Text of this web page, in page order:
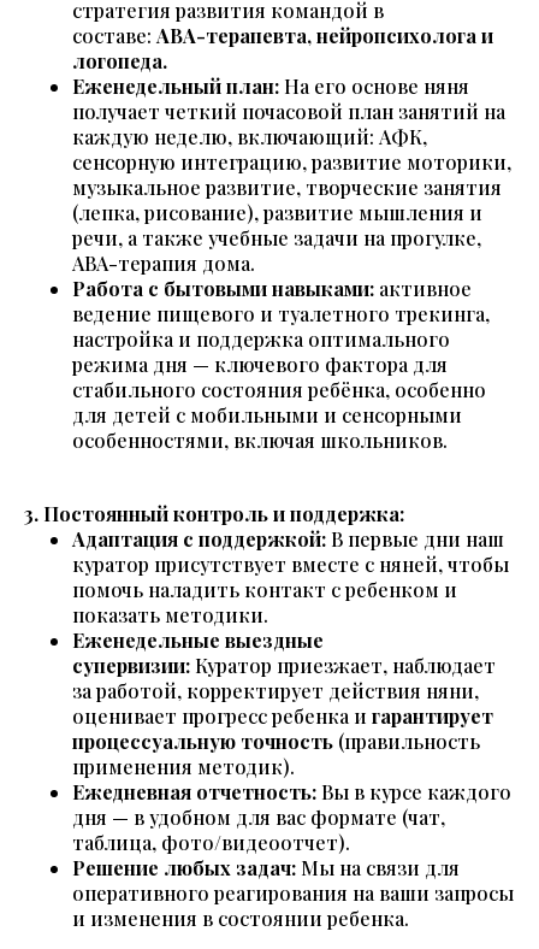
стратегия развития командой в
составе: АВА-терапевта, нейропсихолога и
логопеда.
Еженедельный план: На его основе няня
получает четкий почасовой план занятий на
каждую неделю, включающий: АФК,
сенсорную интеграцию, развитие моторики,
музыкальное развитие, творческие занятия
(лепка, рисование), развитие мышления и
речи, а также учебные задачи на прогулке,
ABA-терапия дома.
Работа с бытовыми навыками: активное
ведение пищевого и туалетного трекинга,
настройка и поддержка оптимального
режима дня — ключевого фактора для
стабильного состояния ребёнка, особенно
для детей с мобильными и сенсорными
особенностями, включая школьников.
3. Постоянный контроль и поддержка:
Адаптация с поддержкой: В первые дни наш
куратор присутствует вместе с няней, чтобы
помочь наладить контакт с ребенком и
показать методики.
Еженедельные выездные
супервизии: Куратор приезжает, наблюдает
за работой, корректирует действия няни,
оценивает прогресс ребенка и гарантирует
процессуальную точность (правильность
применения методик).
Ежедневная отчетность: Вы в курсе каждого
дня — в удобном для вас формате (чат,
таблица, фото/видеоотчет).
Решение любых задач: Мы на связи для
оперативного реагирования на ваши запросы
и изменения в состоянии ребенка.